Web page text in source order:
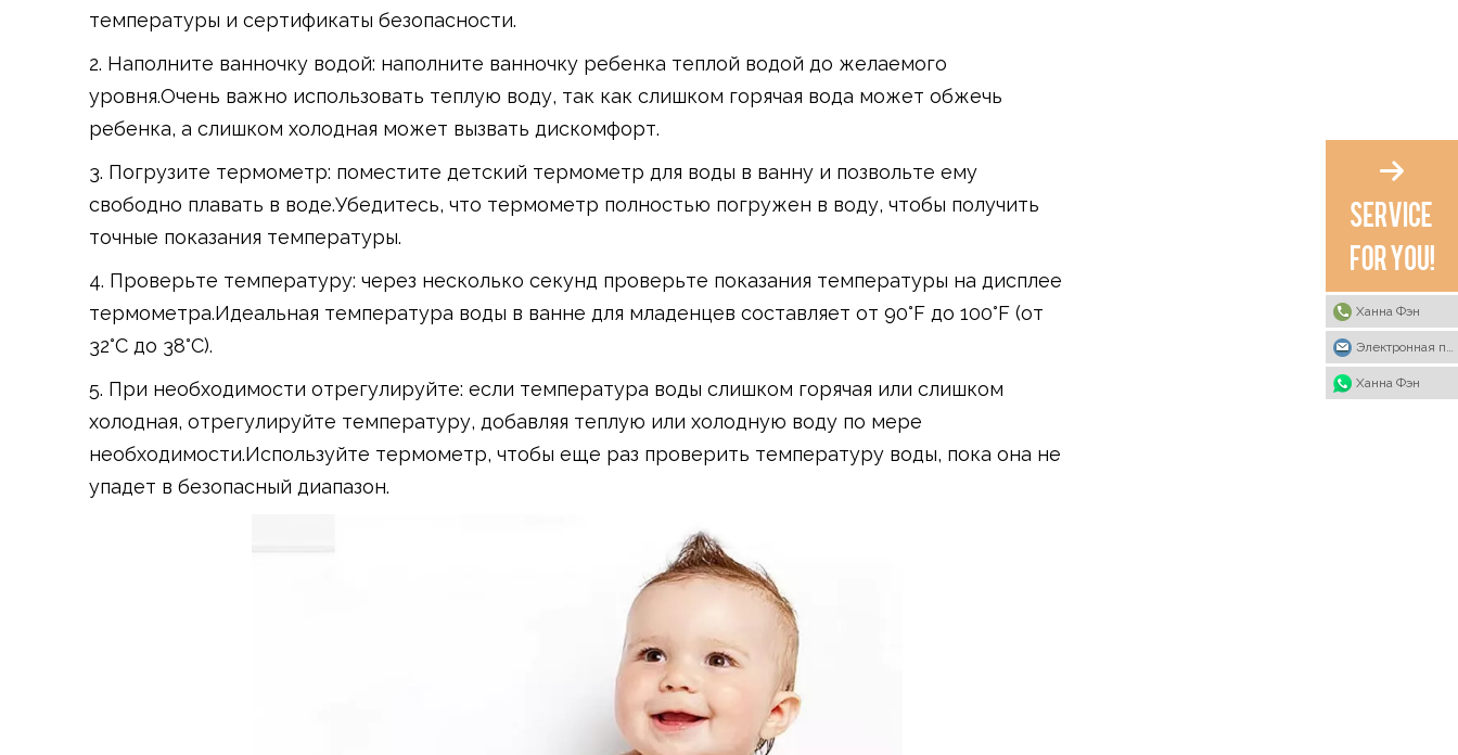
температуры и сертификаты безопасности.
2. Наполните ванночку водой: наполните ванночку ребенка теплой водой до желаемого
уровня.Очень важно использовать теплую воду, так как слишком горячая вода может обжечь
ребенка, а слишком холодная может вызвать дискомфорт.
3. Погрузите термометр: поместите детский термометр для воды в ванну и позвольте ему
свободно плавать в воде.Убедитесь, что термометр полностью погружен в воду, чтобы получить
точные показания температуры.
4. Проверьте температуру: через несколько секунд проверьте показания температуры на дисплее
термометра.Идеальная температура воды в ванне для младенцев составляет от 90°F до 100°F (от
32°C до 38°C).
5. При необходимости отрегулируйте: если температура воды слишком горячая или слишком
холодная, отрегулируйте температуру, добавляя теплую или холодную воду по мере
необходимости.Используйте термометр, чтобы еще раз проверить температуру воды, пока она не
упадет в безопасный диапазон.
Ханна Фэн
Ханна Фэн